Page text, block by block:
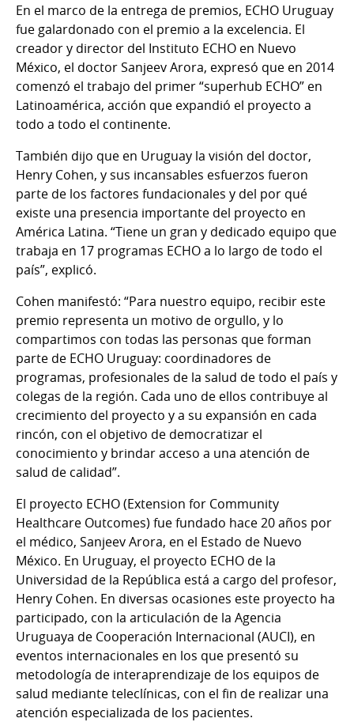
En el marco de la entrega de premios, ECHO Uruguay
fue galardonado con el premio a la excelencia. El
creador y director del Instituto ECHO en Nuevo
México, el doctor Sanjeev Arora, expresó que en 2014
comenzó el trabajo del primer “superhub ECHO” en
Latinoamérica, acción que expandió el proyecto a
todo a todo el continente.
También dijo que en Uruguay la visión del doctor,
Henry Cohen, y sus incansables esfuerzos fueron
parte de los factores fundacionales y del por qué
existe una presencia importante del proyecto en
América Latina. “Tiene un gran y dedicado equipo que
trabaja en 17 programas ECHO a lo largo de todo el
país”, explicó.
Cohen manifestó: “Para nuestro equipo, recibir este
premio representa un motivo de orgullo, y lo
compartimos con todas las personas que forman
parte de ECHO Uruguay: coordinadores de
programas, profesionales de la salud de todo el país y
colegas de la región. Cada uno de ellos contribuye al
crecimiento del proyecto y a su expansión en cada
rincón, con el objetivo de democratizar el
conocimiento y brindar acceso a una atención de
salud de calidad”.
El proyecto ECHO (Extension for Community
Healthcare Outcomes) fue fundado hace 20 años por
el médico, Sanjeev Arora, en el Estado de Nuevo
México. En Uruguay, el proyecto ECHO de la
Universidad de la República está a cargo del profesor,
Henry Cohen. En diversas ocasiones este proyecto ha
participado, con la articulación de la Agencia
Uruguaya de Cooperación Internacional (AUCI), en
eventos internacionales en los que presentó su
metodología de interaprendizaje de los equipos de
salud mediante teleclínicas, con el fin de realizar una
atención especializada de los pacientes.